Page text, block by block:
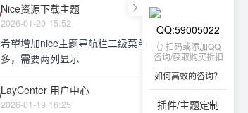
Nice资源下载主题
2026-01-20 15:52
希望增加nice主题导航栏二级菜单数量太
多，需要两列显示
LayCenter 用户中心
2026-01-19 16:25
QQ:59005022
👆 扫码或添加QQ
咨询/获取购买折扣
如何高效的咨询？
插件/主题定制